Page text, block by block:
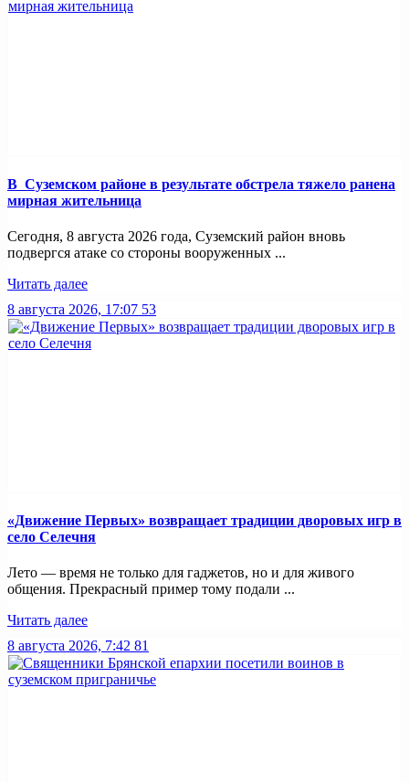
В Суземском районе в результате обстрела тяжело ранена
мирная жительница
Сегодня, 8 августа 2026 года, Суземский район вновь
подвергся атаке со стороны вооруженных ...
Читать далее
8 августа 2026, 17:07 53
«Движение Первых» возвращает традиции дворовых игр в
село Селечня
Лето — время не только для гаджетов, но и для живого
общения. Прекрасный пример тому подали ...
Читать далее
8 августа 2026, 7:42 81